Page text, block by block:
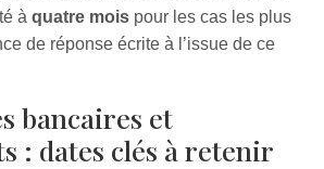
à quatre mois pour les cas les plus
de réponse écrite à l’issue de ce
bancaires et
: dates clés à retenir